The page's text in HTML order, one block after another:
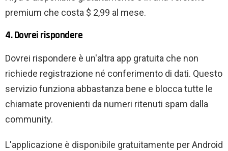
premium che costa $ 2,99 al mese.
4. Dovrei rispondere
Dovrei rispondere è un'altra app gratuita che non
richiede registrazione né conferimento di dati. Questo
servizio funziona abbastanza bene e blocca tutte le
chiamate provenienti da numeri ritenuti spam dalla
community.
L'applicazione è disponibile gratuitamente per Android